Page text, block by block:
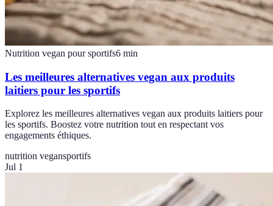
Nutrition vegan pour sportifs6 min
Les meilleures alternatives vegan aux produits
laitiers pour les sportifs
Explorez les meilleures alternatives vegan aux produits laitiers pour
les sportifs. Boostez votre nutrition tout en respectant vos
engagements éthiques.
nutrition vegansportifs
Jul 1